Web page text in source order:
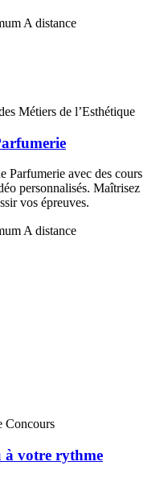
A distance
Métiers de l’Esthétique
Parfumerie avec des cours
personnalisés. Maîtrisez
vos épreuves.
A distance
Concours
à votre rythme